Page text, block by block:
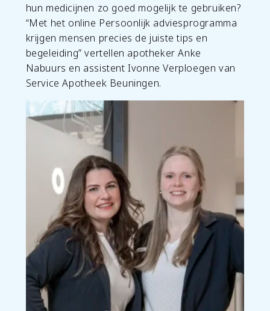
hun medicijnen zo goed mogelijk te gebruiken?
“Met het online Persoonlijk adviesprogramma
krijgen mensen precies de juiste tips en
begeleiding” vertellen apotheker Anke
Nabuurs en assistent Ivonne Verploegen van
Service Apotheek Beuningen.